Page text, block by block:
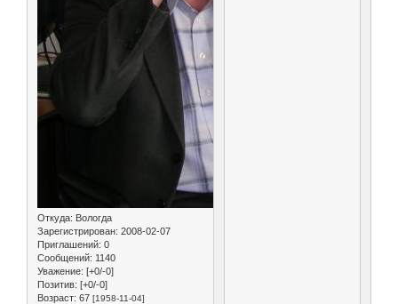
Откуда: Вологда
Зарегистрирован: 2008-02-07
Приглашений: 0
Сообщений: 1140
Уважение: [+0/-0]
Позитив: [+0/-0]
Возраст: 67 [1958-11-04]